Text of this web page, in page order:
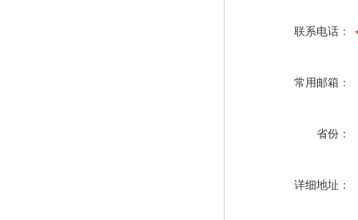
联系电话：
常用邮箱：
省份：
详细地址：